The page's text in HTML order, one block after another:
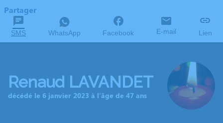
Partager
SMS WhatsApp Facebook E-mail Lien
Renaud LAVANDET
décédé le 6 janvier 2023 à l'âge de 47 ans